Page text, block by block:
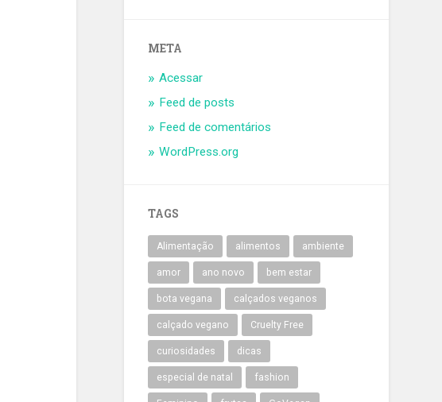
META
Acessar
Feed de posts
Feed de comentários
WordPress.org
TAGS
Alimentação alimentos ambiente
amor ano novo bem estar
bota vegana calçados veganos
calçado vegano Cruelty Free
curiosidades dicas
especial de natal fashion